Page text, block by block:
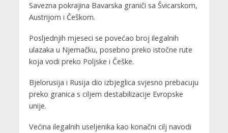
Savezna pokrajina Bavarska graniči sa Švicarskom,
Austrijom i Češkom.
Posljednjih mjeseci se povećao broj ilegalnih
ulazaka u Njemačku, posebno preko istočne rute
koja vodi preko Poljske i Češke.
Bjelorusija i Rusija dio izbjeglica svjesno prebacuju
preko granica s ciljem destabilizacije Evropske
unije.
Većina ilegalnih useljenika kao konačni cilj navodi